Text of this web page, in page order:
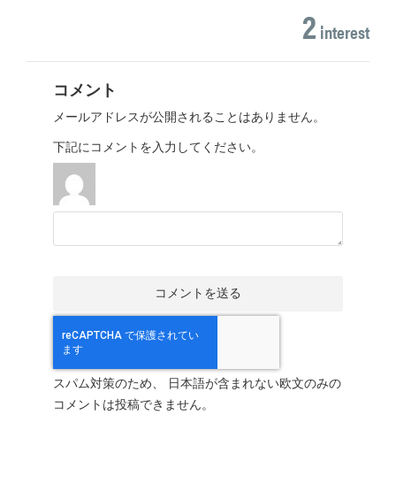
2interest
コメント
メールアドレスが公開されることはありません。
下記にコメントを入力してください。
スパム対策のため、 日本語が含まれない欧文のみの
コメントは投稿できません。